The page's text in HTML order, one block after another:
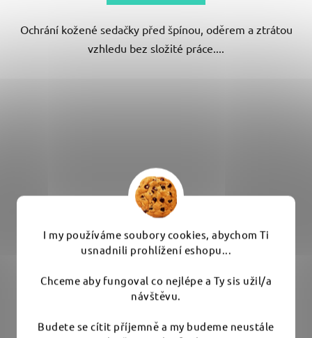
I my používáme soubory cookies, abychom Ti
usnadnili prohlížení eshopu...
Chceme aby fungoval co nejlépe a Ty sis užil/a
návštěvu.
Budete se cítit příjemně a my budeme neustále
hvězdiček.
Ochrání kožené sedačky před špínou, oděrem a ztrátou
vzhledu bez složité práce....
Colourlock Artificial Leather Protector 100 ml -